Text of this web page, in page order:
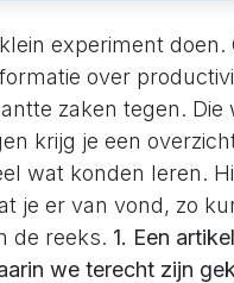
experiment
over
zaken tegen. Die
krijg je een
wat konden leren.
je er van vond, zo
de reeks. 1. Een
we terecht zijn